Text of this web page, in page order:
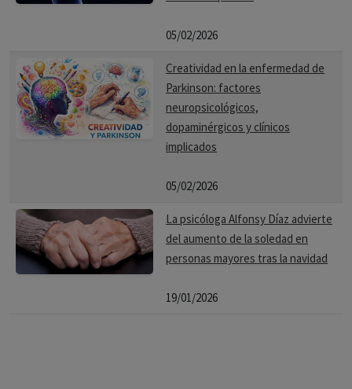
05/02/2026
Creatividad en la enfermedad de
Parkinson: factores
neuropsicológicos,
dopaminérgicos y clínicos
implicados
05/02/2026
La psicóloga Alfonsy Díaz advierte
del aumento de la soledad en
personas mayores tras la navidad
19/01/2026